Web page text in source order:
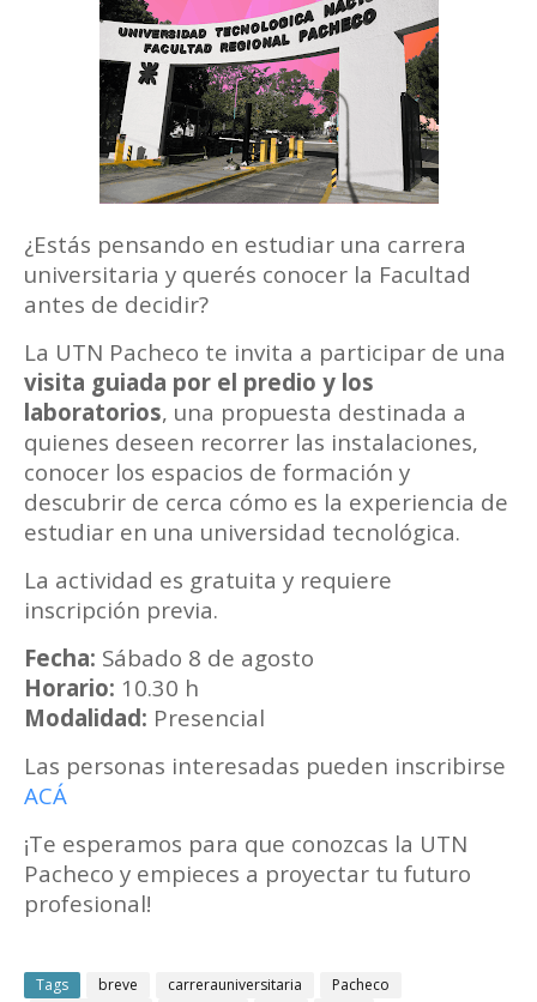
¿Estás pensando en estudiar una carrera
universitaria y querés conocer la Facultad
antes de decidir?
La UTN Pacheco te invita a participar de una
visita guiada por el predio y los
laboratorios, una propuesta destinada a
quienes deseen recorrer las instalaciones,
conocer los espacios de formación y
descubrir de cerca cómo es la experiencia de
estudiar en una universidad tecnológica.
La actividad es gratuita y requiere
inscripción previa.
Fecha: Sábado 8 de agosto
Horario: 10.30 h
Modalidad: Presencial
Las personas interesadas pueden inscribirse
ACÁ
¡Te esperamos para que conozcas la UTN
Pacheco y empieces a proyectar tu futuro
profesional!
Tags breve carrerauniversitaria
Pacheco